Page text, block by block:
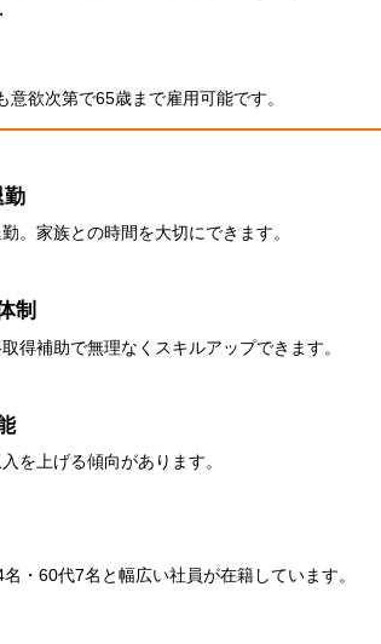
欲次第で65歳まで雇用可能です。
勤
。家族との時間を大切にできます。
制
得補助で無理なくスキルアップできます。
を上げる傾向があります。
・60代7名と幅広い社員が在籍しています。